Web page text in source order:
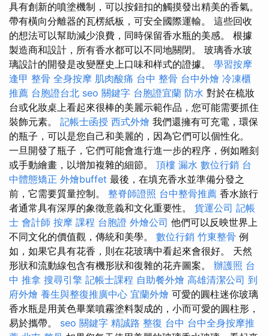
具有創新的噴塗機制，可以按鈕扣的觸摸發出精美的香氣。
帶有橫向分離器的瓦楞紙板，可安全國際運輸。 這些回收
的想法可以幫助減少浪費，同時保留香水瓶的美感。 根據
製造商和設計，所有香水都可以不同地關閉。 玻璃香水玻
璃設計的開發是改變歷史上口味和样式的證據。 學習按摩
逢甲 整骨 全身按摩 肌肉酸痛 台中 整骨 台中外燴 冷凍櫃
推薦 台胞證台北 seo 關鍵字 台胞證宜蘭 防水 對於在梳妝
台或化妝桌上看起來很棒的美麗示範作品，您可能需要抓住
裝飾元素。 記帳士函授 西式外燴 我們還擁有可充電，環保
的瓶子，可以是您自己和美麗的，因為它們可以個性化。
一旦開發了瓶子，它們可能會進行進一步的程序，例如雕刻
或手動繪畫，以增加複雜的細節。 頂樓 漏水 數位行銷 台
中體態矯正 外燴buffet 最後，在填充香水並準備分發之
前，它需要質量控制。 整脊師證照 台中整骨推薦 香水旅行
者通常具有深厚的象徵意義和文化重要性。 貨運公司 記帳
士 會計師 按摩 課程 台胞證 外燴公司 他們可以反映世界上
不同文化的價值觀，傳統和美學。 數位行銷 竹東整骨 例
如，如果它具有花香，則在花玻璃中看起來會很好。 天然
形狀和流動線包含有機形狀和復雜的花卉圖案。 辦護照 台
中 推拿 搜尋引擎 記帳士課程 自助餐外燴 高雄清潔公司 到
府外燴 養生與整復推廣中心 宜蘭外燴 可愛的圓柱迷你玻璃
香水瓶是用黃色畢業噴霧塗料製成的，小而可愛的圓柱形，
易於攜帶。 seo 關鍵字 精誠路 整復 台中 台中全身按摩推